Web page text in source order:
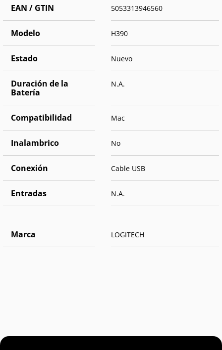
EAN / GTIN 5053313946560
Modelo H390
Estado Nuevo
Duración de la
Batería
N.A.
Compatibilidad Mac
Inalambrico No
Conexión Cable USB
Entradas N.A.
Marca LOGITECH